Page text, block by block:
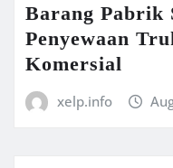
Barang Pabrik
Penyewaan
Komersial
xelp.info